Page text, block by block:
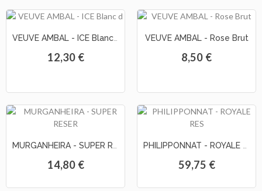
12,30 €
VEUVE AMBAL - Rose Brut
8,50 €
14,80 € 59,75 €